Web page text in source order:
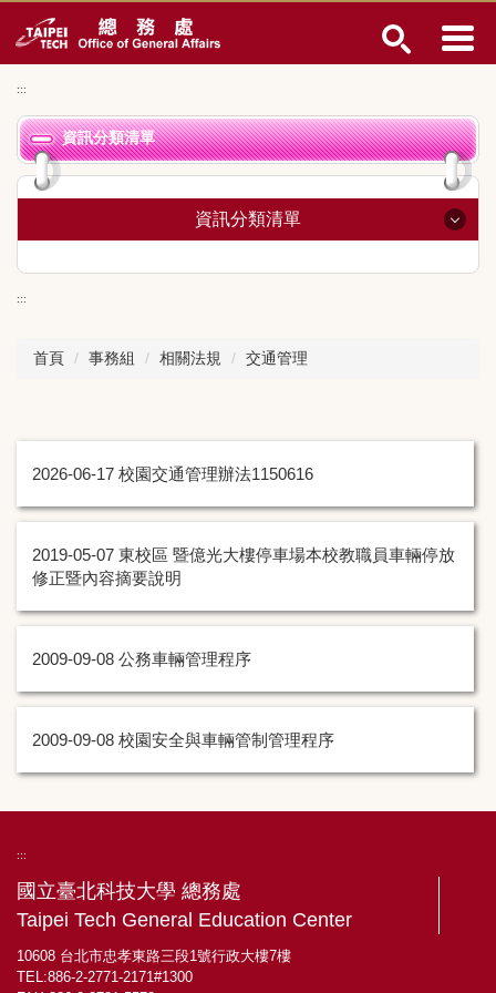
到
主
要
容
區
:::
資訊分類清單
資訊分類清單
總務長室
營繕組
出納組
統計資料
:::
首頁 事務組 相關法規 交通管理
2026-06-17 校園交通管理辦法1150616
2019-05-07 東校區 暨億光大樓停車場本校教職員車輛停放
修正暨內容摘要說明
2009-09-08 公務車輛管理程序
2009-09-08 校園安全與車輛管制管理程序
:::
國立臺北科技大學 總務處
Taipei Tech General Education Center
10608 台北市忠孝東路三段1號行政大樓7樓
TEL:886-2-2771-2171#1300